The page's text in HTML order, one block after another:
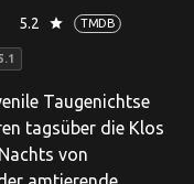
5.2 star TMDB
Taugenichtse
tagsüber die Klos
von